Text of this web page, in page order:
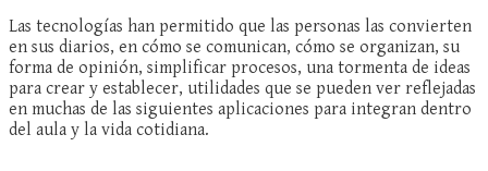
Las tecnologías han permitido que las personas las convierten
en sus diarios, en cómo se comunican, cómo se organizan, su
forma de opinión, simplificar procesos, una tormenta de ideas
para crear y establecer, utilidades que se pueden ver reflejadas
en muchas de las siguientes aplicaciones para integran dentro
del aula y la vida cotidiana.